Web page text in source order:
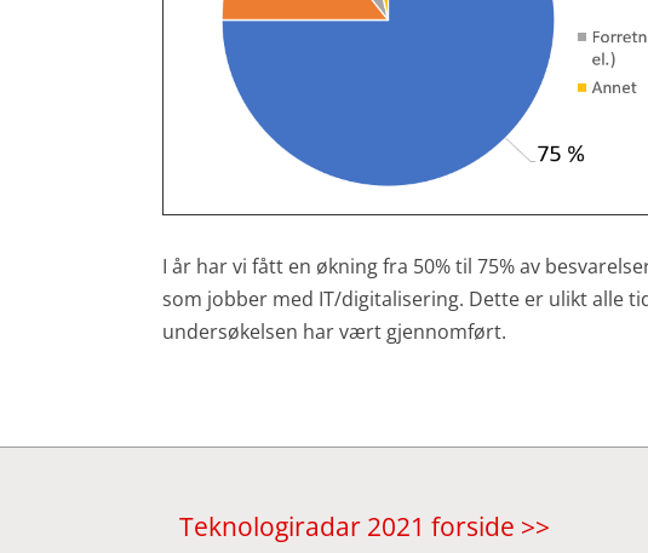
I år har vi fått en økning fra 50% til 75% av
som jobber med IT/digitalisering. Dette er ulikt alle
undersøkelsen har vært gjennomført.
Teknologiradar 2021 forside >>